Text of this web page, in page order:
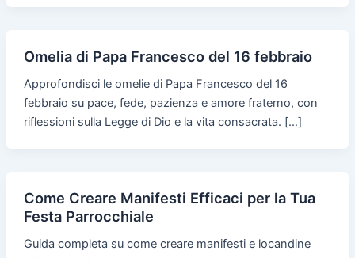
Omelia di Papa Francesco del 16 febbraio
Approfondisci le omelie di Papa Francesco del 16
febbraio su pace, fede, pazienza e amore fraterno, con
riflessioni sulla Legge di Dio e la vita consacrata. […]
Come Creare Manifesti Efficaci per la Tua
Festa Parrocchiale
Guida completa su come creare manifesti e locandine